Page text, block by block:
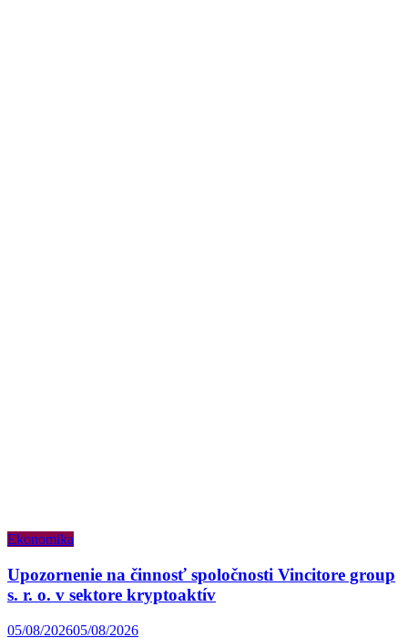
Ekonomika
Upozornenie na činnosť spoločnosti Vincitore group
s. r. o. v sektore kryptoaktív
05/08/202605/08/2026